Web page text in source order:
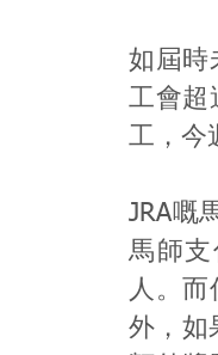
如屆時
工會超
工，今
JRA嘅
馬師
人。
外，如